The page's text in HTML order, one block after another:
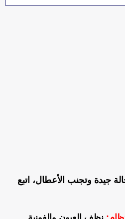
جيدة وتجنب الأعطال، اتبع